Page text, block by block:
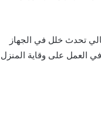
تحدث خلل في الجهاز
العمل على وقاية المنزل